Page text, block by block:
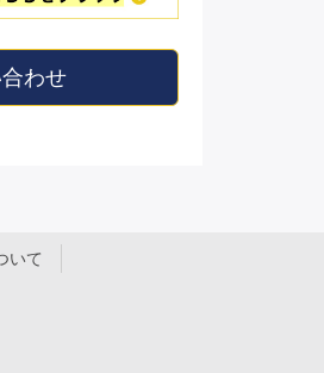
わせ
いて